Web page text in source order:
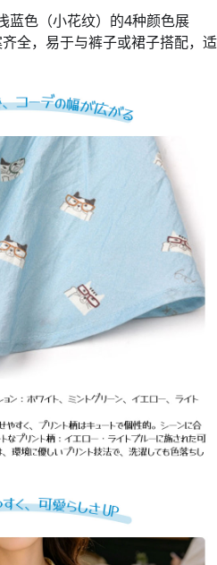
蓝色（小花纹）的4种颜色展
全，易于与裤子或裙子搭配，适